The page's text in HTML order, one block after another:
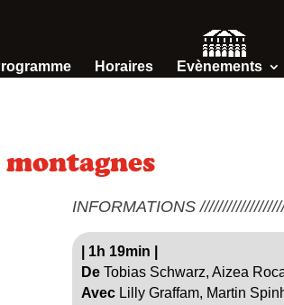
Horaires Evènements
INFORMATIONS
1h 19min
DeTobias Schwarz, Aizea
AvecLilly Graffam, Martin